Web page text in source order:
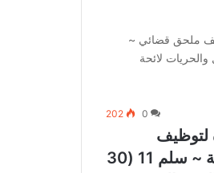
ملحق قضائي ~
والحريات لائحة
0
202
لتوظيف
متصرف من الدرجة الثانية ~ سلم 11 (30